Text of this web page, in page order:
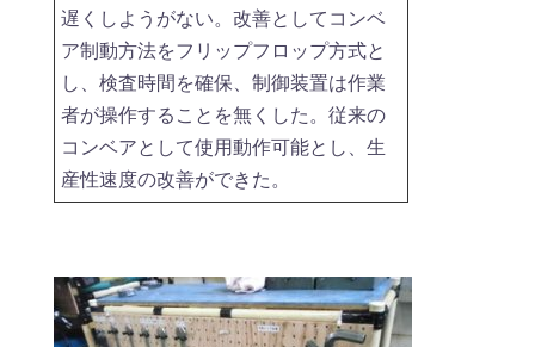
遅くしようがない。改善としてコンベ
ア制動方法をフリップフロップ方式と
し、検査時間を確保、制御装置は作業
者が操作することを無くした。従来の
コンベアとして使用動作可能とし、生
産性速度の改善ができた。